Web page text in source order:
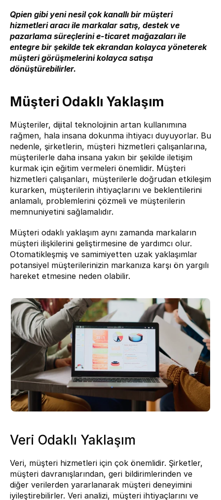
Qpien gibi yeni nesil çok kanallı bir müşteri
hizmetleri aracı ile markalar satış, destek ve
pazarlama süreçlerini e-ticaret mağazaları ile
entegre bir şekilde tek ekrandan kolayca yöneterek
müşteri görüşmelerini kolayca satışa
dönüştürebilirler.
Müşteri Odaklı Yaklaşım
Müşteriler, dijital teknolojinin artan kullanımına
rağmen, hala insana dokunma ihtiyacı duyuyorlar. Bu
nedenle, şirketlerin, müşteri hizmetleri çalışanlarına,
müşterilerle daha insana yakın bir şekilde iletişim
kurmak için eğitim vermeleri önemlidir. Müşteri
hizmetleri çalışanları, müşterilerle doğrudan etkileşim
kurarken, müşterilerin ihtiyaçlarını ve beklentilerini
anlamalı, problemlerini çözmeli ve müşterilerin
memnuniyetini sağlamalıdır.
Müşteri odaklı yaklaşım aynı zamanda markaların
müşteri ilişkilerini geliştirmesine de yardımcı olur.
Otomatikleşmiş ve samimiyetten uzak yaklaşımlar
potansiyel müşterilerinizin markanıza karşı ön yargılı
hareket etmesine neden olabilir.
Veri Odaklı Yaklaşım
Veri, müşteri hizmetleri için çok önemlidir. Şirketler,
müşteri davranışlarından, geri bildirimlerinden ve
diğer verilerden yararlanarak müşteri deneyimini
iyileştirebilirler. Veri analizi, müşteri ihtiyaçlarını ve